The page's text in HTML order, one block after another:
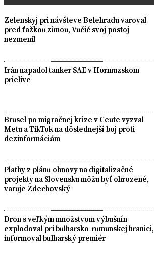
Zelenskyj pri návšteve Belehradu varoval
pred ťažkou zimou, Vučić svoj postoj
nezmenil
Irán napadol tanker SAE v Hormuzskom
prielive
Brusel po migračnej kríze v Ceute vyzval
Metu a TikTok na dôslednejší boj proti
dezinformáciám
Platby z plánu obnovy na digitalizačné
projekty na Slovensku môžu byť ohrozené,
varuje Zdechovský
Dron s veľkým množstvom výbušnín
explodoval pri bulharsko-rumunskej hranici,
informoval bulharský premiér